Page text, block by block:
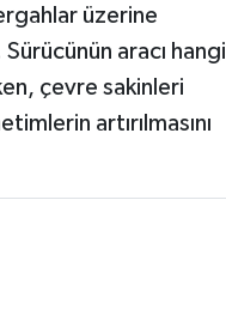
üzerine
aracı hangi
çevre sakinleri
artırılmasını